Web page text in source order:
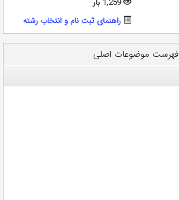
1,259 بار
راهنمای ثبت نام و انتخاب رشته
فهرست موضوعات اصلی